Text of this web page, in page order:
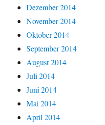
Dezember 2014
November 2014
Oktober 2014
September 2014
August 2014
Juli 2014
Juni 2014
Mai 2014
April 2014